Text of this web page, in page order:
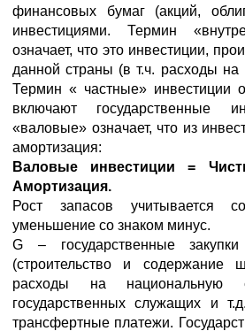
финансовых бумаг (акций,
инвестициями. Термин
означает, что это инвестиции,
данной страны (в т.ч. расходы
Термин « частные» инвестиции
включают государственные
«валовые» означает, что из
амортизация:
Валовые инвестиции =
Амортизация.
Рост запасов учитывается
уменьшение со знаком минус.
G – государственные
(строительство и содержание
расходы на национальную
государственных служащих и
трансфертные платежи.